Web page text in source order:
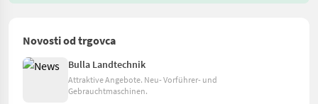
Novosti od trgovca
Bulla Landtechnik
Attraktive Angebote. Neu- Vorführer- und
Gebrauchtmaschinen.